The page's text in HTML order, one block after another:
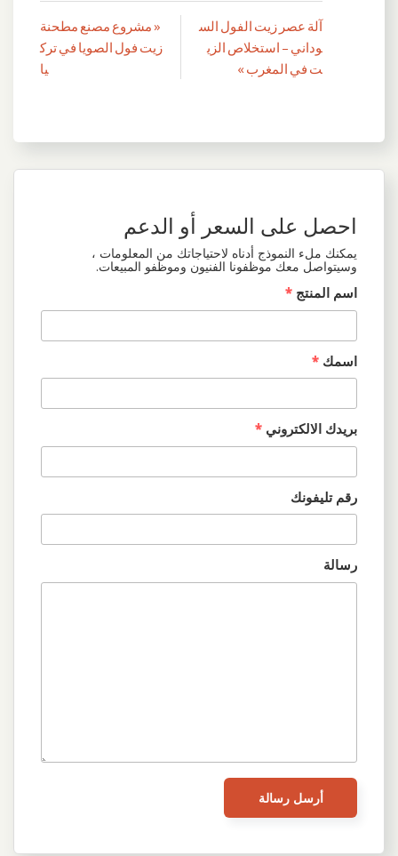
تصفّح
المقالات
« مشروع مصنع مطحنة
زيت فول الصويا في ترك
يا
آلة عصر زيت الفول الس
وداني – استخلاص الزي
ت في المغرب »
احصل على السعر أو الدعم
يمكنك ملء النموذج أدناه لاحتياجاتك من المعلومات ،
وسيتواصل معك موظفونا الفنيون وموظفو المبيعات.
اسم المنتج *
اسمك *
بريدك الالكتروني *
رقم تليفونك
رسالة